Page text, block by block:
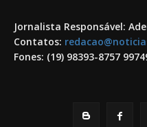
Jornalista Responsável:
Contatos:
Fones: (19) 98393-8757